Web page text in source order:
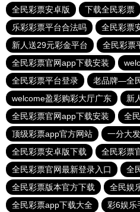
全民彩票安卓版
下载全民彩票
乐彩彩票平台合法吗
全民彩票
新人送29元彩金平台
全民彩票
全民彩票官网app下载安装
全民彩票平台登录
老品牌—全
welcome盈彩购彩大厅广东
新
全民彩票官网app下载安装
全
顶级彩票app官方网站
一分大
全民彩票安卓版下载
全民彩票
全民彩票官网最新登录入口
全
全民彩票版本官方下载
全民娱
全民彩票app下载大全
彩6娱乐